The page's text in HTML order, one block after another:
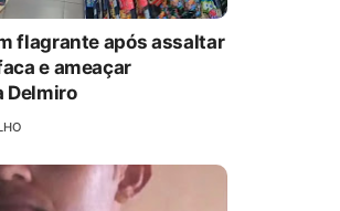
flagrante após assaltar
e ameaçar
Delmiro